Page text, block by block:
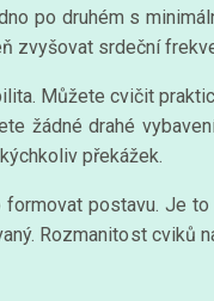
po druhém s
zvyšovat srdeční
Můžete cvičit
žádné drahé
překážek.
postavu. Je
Rozmanitost cviků